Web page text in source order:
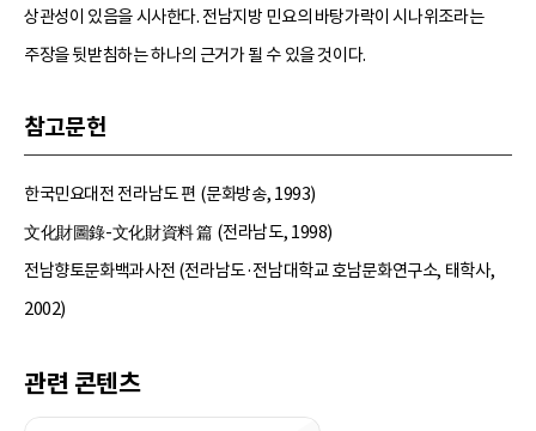
상관성이 있음을 시사한다. 전남지방 민요의 바탕가락이 시나위조라는
주장을 뒷받침하는 하나의 근거가 될 수 있을 것이다.
참고문헌
한국민요대전 전라남도 편 (문화방송, 1993)
文化財圖錄-文化財資料 篇 (전라남도, 1998)
전남향토문화백과사전 (전라남도·전남대학교 호남문화연구소, 태학사,
2002)
관련 콘텐츠